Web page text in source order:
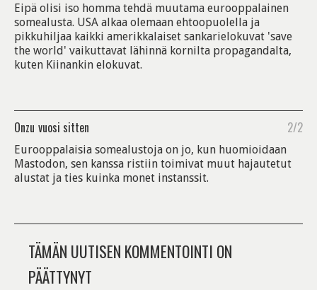
Eipä olisi iso homma tehdä muutama eurooppalainen
somealusta. USA alkaa olemaan ehtoopuolella ja
pikkuhiljaa kaikki amerikkalaiset sankarielokuvat 'save
the world' vaikuttavat lähinnä kornilta propagandalta,
kuten Kiinankin elokuvat.
Onzu vuosi sitten 2/2
Eurooppalaisia somealustoja on jo, kun huomioidaan
Mastodon, sen kanssa ristiin toimivat muut hajautetut
alustat ja ties kuinka monet instanssit.
TÄMÄN UUTISEN KOMMENTOINTI ON
PÄÄTTYNYT